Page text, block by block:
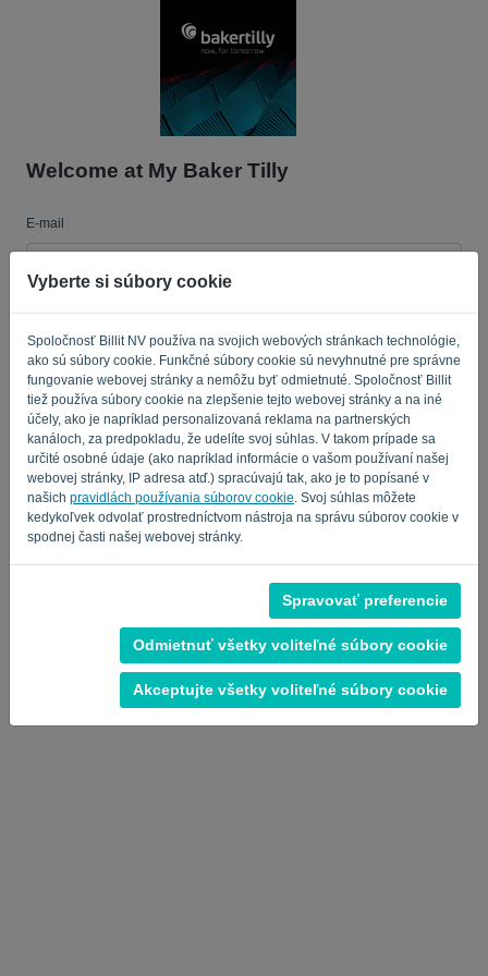
Vyberte si súbory cookie
Spoločnosť Billit NV používa na svojich webových stránkach technológie,
ako sú súbory cookie. Funkčné súbory cookie sú nevyhnutné pre správne
fungovanie webovej stránky a nemôžu byť odmietnuté. Spoločnosť Billit
tiež používa súbory cookie na zlepšenie tejto webovej stránky a na iné
účely, ako je napríklad personalizovaná reklama na partnerských
kanáloch, za predpokladu, že udelíte svoj súhlas. V takom prípade sa
určité osobné údaje (ako napríklad informácie o vašom používaní našej
webovej stránky, IP adresa atď.) spracúvajú tak, ako je to popísané v
našich pravidlách používania súborov cookie . Svoj súhlas môžete
kedykoľvek odvolať prostredníctvom nástroja na správu súborov cookie v
spodnej časti našej webovej stránky.
Spravovať preferencie
Odmietnuť všetky voliteľné súbory cookie
Akceptujte všetky voliteľné súbory cookie
Welcome at My Baker Tilly
E-mail
Pripomínajte mi Zabudnuté heslo?
PRIHLÁSIŤ SA
Obchodné podmienky